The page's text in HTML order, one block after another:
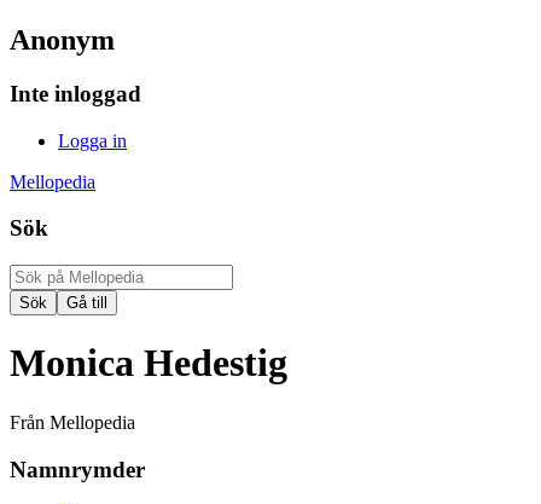
Anonym
Inte inloggad
Logga in
Mellopedia
Sök
Monica Hedestig
Från Mellopedia
Namnrymder